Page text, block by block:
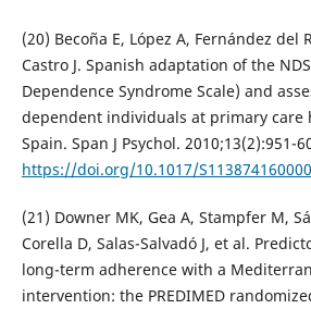
(20) Becoña E, López A, Fernández del
Castro J. Spanish adaptation of the
Dependence Syndrome Scale) and
dependent individuals at primary care
Spain. Span J Psychol. 2010;13(2):951-
https://doi.org/10.1017/
(21) Downer MK, Gea A, Stampfer M,
Corella D, Salas-Salvadó J, et al.
long-term adherence with a
intervention: the PREDIMED